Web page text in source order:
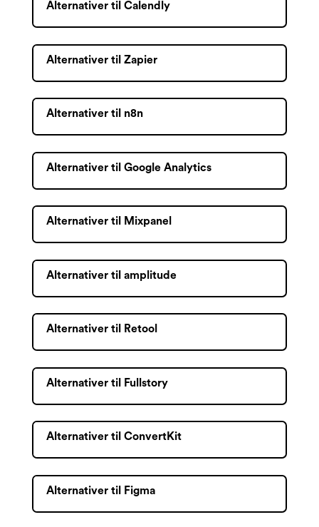
Alternativer til Calendly
Alternativer til Zapier
Alternativer til n8n
Alternativer til Google Analytics
Alternativer til Mixpanel
Alternativer til amplitude
Alternativer til Retool
Alternativer til Fullstory
Alternativer til ConvertKit
Alternativer til Figma